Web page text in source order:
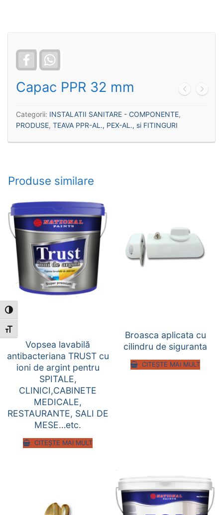
Toggle High Contrast
Toggle Font size
Facebook
Capac PPR 32 mm
Categorii: INSTALATII SANITARE - COMPONENTE,
PRODUSE, TEAVA PPR-AL., PEX-AL., si FITINGURI
Produse similare
Vopsea lavabilă
antibacteriana TRUST cu
ioni de argint pentru
SPITALE,
CLINICI,CABINETE
MEDICALE,
RESTAURANTE, SALI DE
MESE…etc.
CITEȘTE MAI MULT
Broasca aplicata cu
cilindru de siguranta
CITEȘTE MAI MULT